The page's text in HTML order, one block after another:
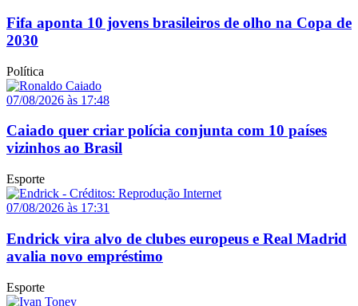
Fifa aponta 10 jovens brasileiros de olho na Copa de
2030
Política
07/08/2026 às 17:48
Caiado quer criar polícia conjunta com 10 países
vizinhos ao Brasil
Esporte
07/08/2026 às 17:31
Endrick vira alvo de clubes europeus e Real Madrid
avalia novo empréstimo
Esporte